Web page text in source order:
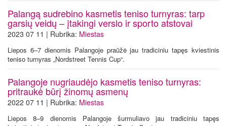
Palangą sudrebino kasmetis teniso turnyras: tarp
garsių veidų – įtakingi verslo ir sporto atstovai
2023 07 11 | Rubrika: Miestas
Liepos 6–7 dienomis Palangoje praūžė jau tradiciniu tapęs kviestinis
teniso turnyras „Nordstreet Tennis Cup“.
Palangoje nugriaudėjo kasmetis teniso turnyras:
pritraukė būrį žinomų asmenų
2022 07 11 | Rubrika: Miestas
Liepos 8–9 dienomis Palangoje šurmuliavo jau tradiciniu tapęs